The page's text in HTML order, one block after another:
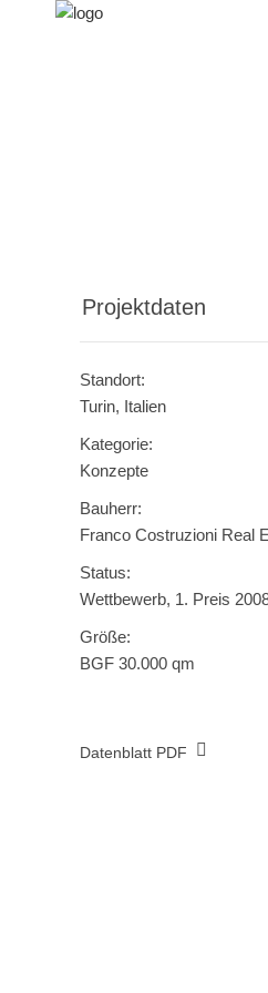
Projektdaten
Standort:
Turin, Italien
Kategorie:
Konzepte
Bauherr:
Franco Costruzioni Real
Status:
Wettbewerb, 1. Preis
Größe:
BGF 30.000 qm
Datenblatt PDF